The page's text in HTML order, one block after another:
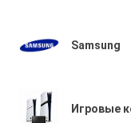
Samsung
Игровые